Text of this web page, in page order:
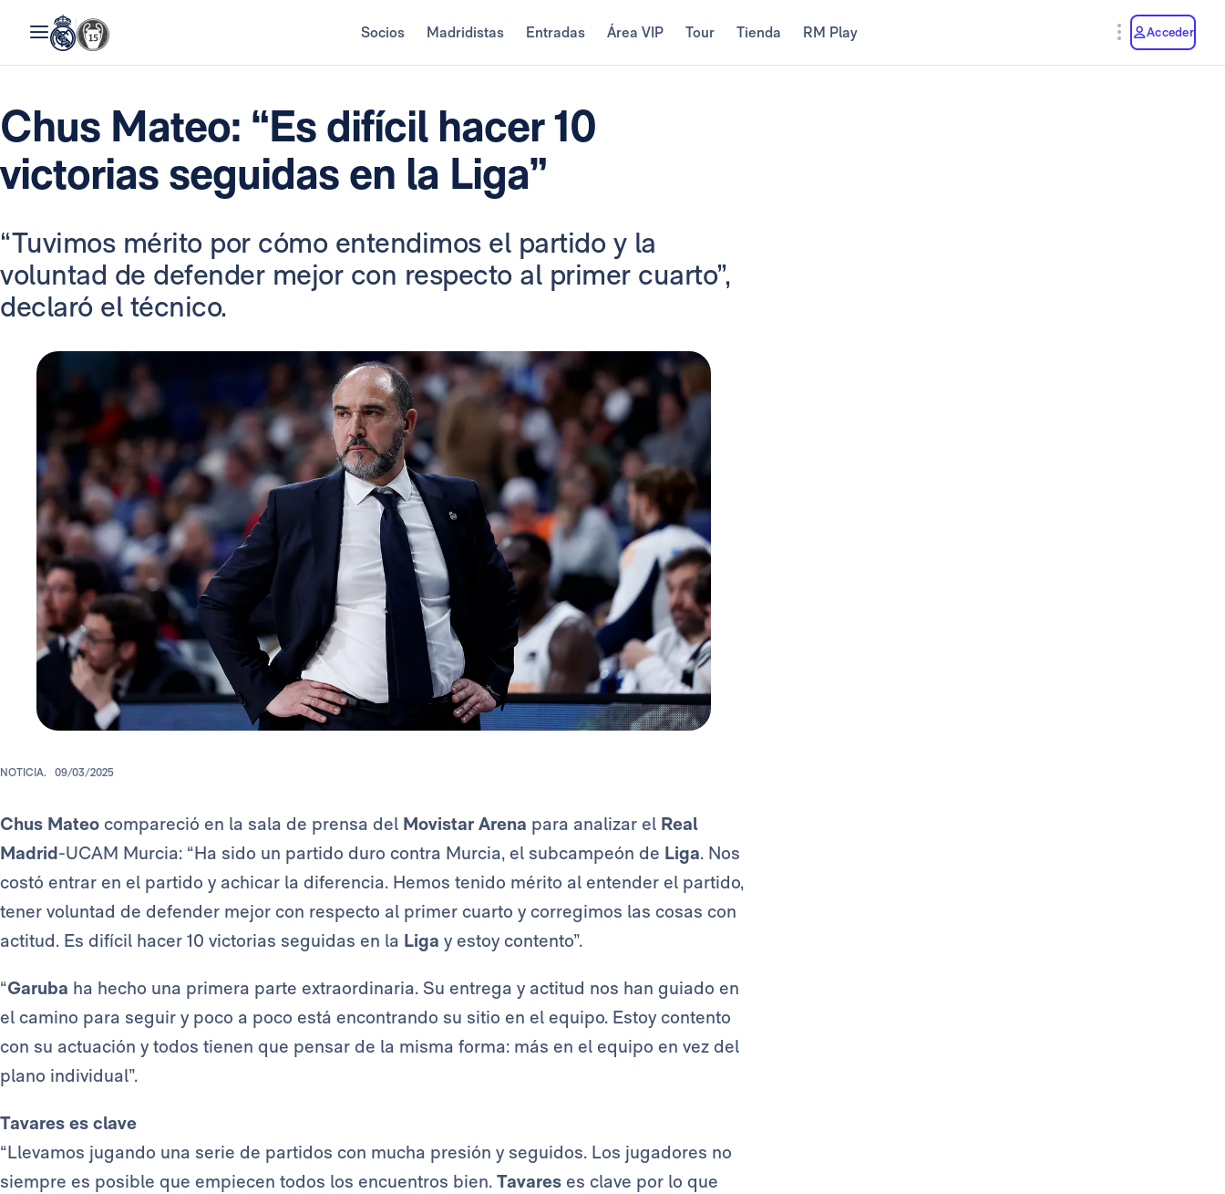
Socios Madridistas Entradas Área VIP Tour Tienda RM Play Acceder
Chus Mateo: “Es difícil hacer 10
victorias seguidas en la Liga”
“Tuvimos mérito por cómo entendimos el partido y la
voluntad de defender mejor con respecto al primer cuarto”,
declaró el técnico.
NOTICIA. 09/03/2025
Chus Mateo compareció en la sala de prensa del Movistar Arena para analizar el Real
Madrid-UCAM Murcia: “Ha sido un partido duro contra Murcia, el subcampeón de Liga. Nos
costó entrar en el partido y achicar la diferencia. Hemos tenido mérito al entender el partido,
tener voluntad de defender mejor con respecto al primer cuarto y corregimos las cosas con
actitud. Es difícil hacer 10 victorias seguidas en la Liga y estoy contento”.
“Garuba ha hecho una primera parte extraordinaria. Su entrega y actitud nos han guiado en
el camino para seguir y poco a poco está encontrando su sitio en el equipo. Estoy contento
con su actuación y todos tienen que pensar de la misma forma: más en el equipo en vez del
plano individual”.
Tavares es clave
“Llevamos jugando una serie de partidos con mucha presión y seguidos. Los jugadores no
siempre es posible que empiecen todos los encuentros bien. Tavares es clave por lo que